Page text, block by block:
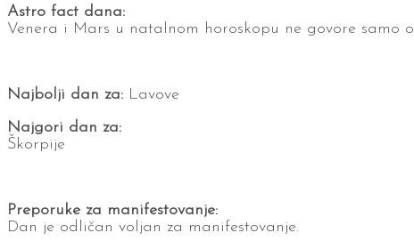
Astro fact dana:
Venera i Mars u natalnom horoskopu ne govore samo
Najbolji dan za: Lavove
Najgori dan za:
Škorpije
Preporuke za manifestovanje:
Dan je odličan voljan za manifestovanje.